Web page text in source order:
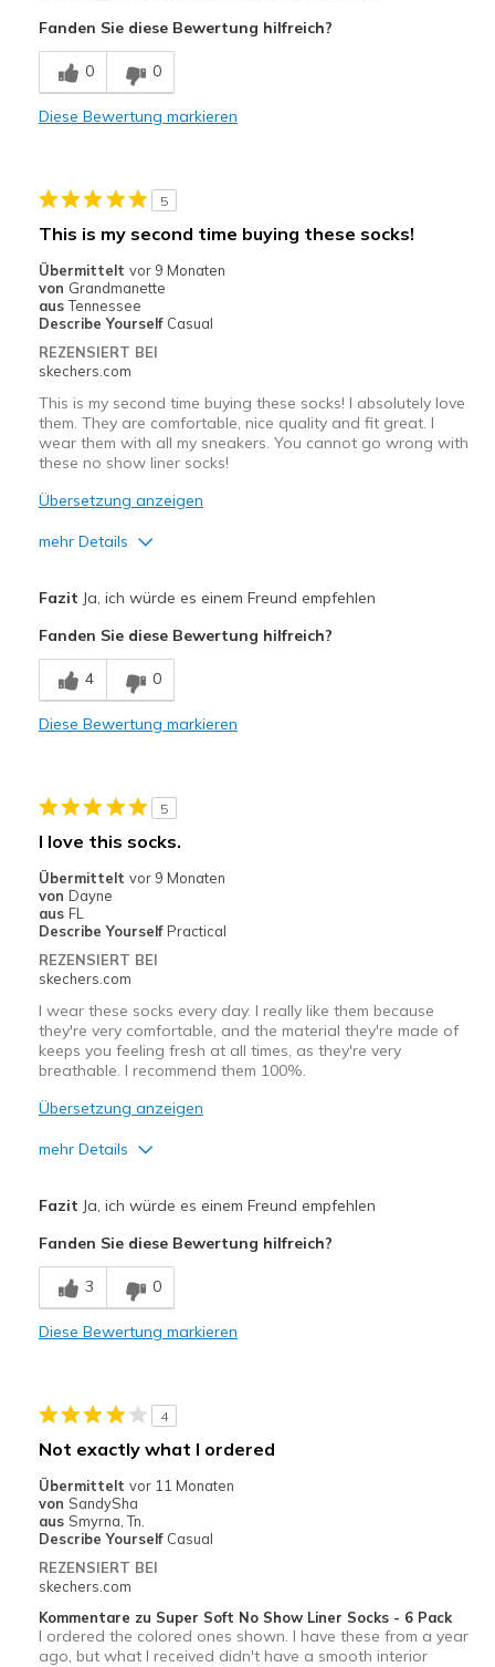
Bequem
Hübsch
Auf der Arbeit
Zum Ausgehen
Breite
Größe
Meine Meinung zu Schuhen
Ich liebe Schuhe
Fanden Sie diese Bewertung hilfreich?
0 0
Diese Bewertung markieren
5
This is my second time buying these socks!
Übermittelt vor 9 Monaten
von Grandmanette
aus Tennessee
Describe Yourself Casual
REZENSIERT BEI
skechers.com
This is my second time buying these socks! I absolutely love
them. They are comfortable, nice quality and fit great. I
wear them with all my sneakers. You cannot go wrong with
these no show liner socks!
Übersetzung anzeigen
mehr Details
Breathe Well
Comfortable
Casual Wear
Width
Sizing
Feels true to size
View On Shoes
Fazit Ja, ich würde es einem Freund empfehlen
Fanden Sie diese Bewertung hilfreich?
4 0
Diese Bewertung markieren
5
I love this socks.
Übermittelt vor 9 Monaten
von Dayne
aus FL
Describe Yourself Practical
REZENSIERT BEI
skechers.com
I wear these socks every day. I really like them because
they're very comfortable, and the material they're made of
keeps you feeling fresh at all times, as they're very
breathable. I recommend them 100%.
Übersetzung anzeigen
mehr Details
Nachteile
Wear Out Quickly
Going Out
Width
Sizing
Feels true to size
View On Shoes
Fazit Ja, ich würde es einem Freund empfehlen
Fanden Sie diese Bewertung hilfreich?
3 0
Diese Bewertung markieren
4
Not exactly what I ordered
Übermittelt vor 11 Monaten
von SandySha
aus Smyrna, Tn.
Describe Yourself Casual
REZENSIERT BEI
skechers.com
Kommentare zu Super Soft No Show Liner Socks - 6 Pack
I ordered the colored ones shown. I have these from a year
ago, but what I received didn't have a smooth interior